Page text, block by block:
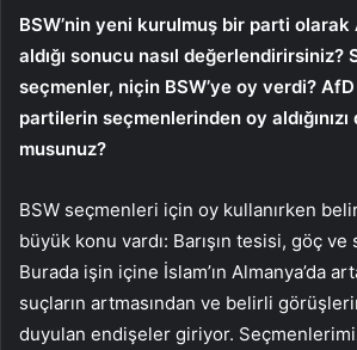
BSW’nin yeni kurulmuş bir parti
aldığı sonucu nasıl değerlendirirsiniz?
seçmenler, niçin BSW’ye oy verdi?
partilerin seçmenlerinden oy
musunuz?
BSW seçmenleri için oy kullanırken
büyük konu vardı: Barışın tesisi, göç
Burada işin içine İslam’ın Almanya’da
suçların artmasından ve belirli
duyulan endişeler giriyor.